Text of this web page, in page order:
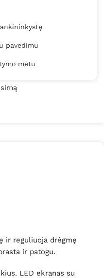
pavedimu
metu
ir reguliuoja drėgmę
ir patogu.
LED ekranas su